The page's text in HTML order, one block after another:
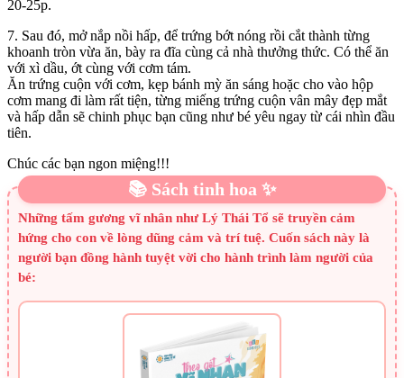
20-25p.
7. Sau đó, mở nắp nồi hấp, để trứng bớt nóng rồi cắt thành từng
khoanh tròn vừa ăn, bày ra đĩa cùng cả nhà thưởng thức. Có thể ăn
với xì dầu, ớt cùng với cơm tám.
Ăn trứng cuộn với cơm, kẹp bánh mỳ ăn sáng hoặc cho vào hộp
cơm mang đi làm rất tiện, từng miếng trứng cuộn vân mây đẹp mắt
và hấp dẫn sẽ chinh phục bạn cũng như bé yêu ngay từ cái nhìn đầu
tiên.
Chúc các bạn ngon miệng!!!
📚 Sách tinh hoa ✨
Những tấm gương vĩ nhân như Lý Thái Tổ sẽ truyền cảm
hứng cho con về lòng dũng cảm và trí tuệ. Cuốn sách này là
người bạn đồng hành tuyệt vời cho hành trình làm người của
bé: